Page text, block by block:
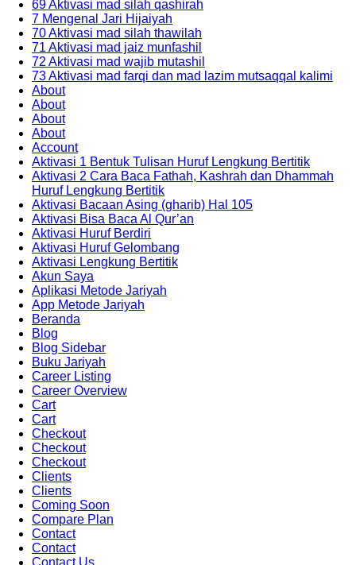
69 Aktivasi mad silah qashirah
7 Mengenal Jari Hijaiyah
70 Aktivasi mad silah thawilah
71 Aktivasi mad jaiz munfashil
72 Aktivasi mad wajib mutashil
73 Aktivasi mad farqi dan mad lazim mutsaqqal kalimi
About
About
About
About
Account
Aktivasi 1 Bentuk Tulisan Huruf Lengkung Bertitik
Aktivasi 2 Cara Baca Fathah, Kashrah dan Dhammah
Huruf Lengkung Bertitik
Aktivasi Bacaan Asing (gharib) Hal 105
Aktivasi Bisa Baca Al Qur’an
Aktivasi Huruf Berdiri
Aktivasi Huruf Gelombang
Aktivasi Lengkung Bertitik
Akun Saya
Aplikasi Metode Jariyah
App Metode Jariyah
Beranda
Blog
Blog Sidebar
Buku Jariyah
Career Listing
Career Overview
Cart
Cart
Checkout
Checkout
Checkout
Clients
Clients
Coming Soon
Compare Plan
Contact
Contact
Contact Us